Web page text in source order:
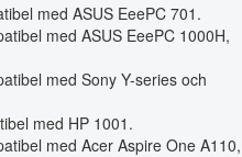
med ASUS EeePC 701.
med ASUS EeePC 1000H,
med Sony Y-series och
med HP 1001.
med Acer Aspire One A110,